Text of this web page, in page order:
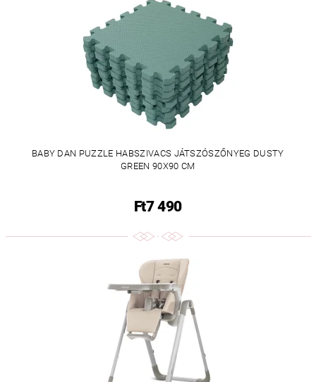
BABY DAN PUZZLE HABSZIVACS JÁTSZÓSZŐNYEG DUSTY
GREEN 90X90 CM
Ft7 490